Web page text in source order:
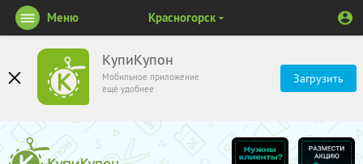
КупиКупон
Мобильное приложение
ещё удобнее
Загрузить
Меню Красногорск